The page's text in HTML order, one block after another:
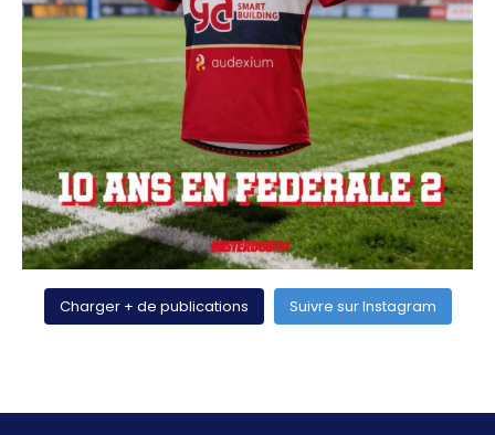
Charger + de publications Suivre sur Instagram